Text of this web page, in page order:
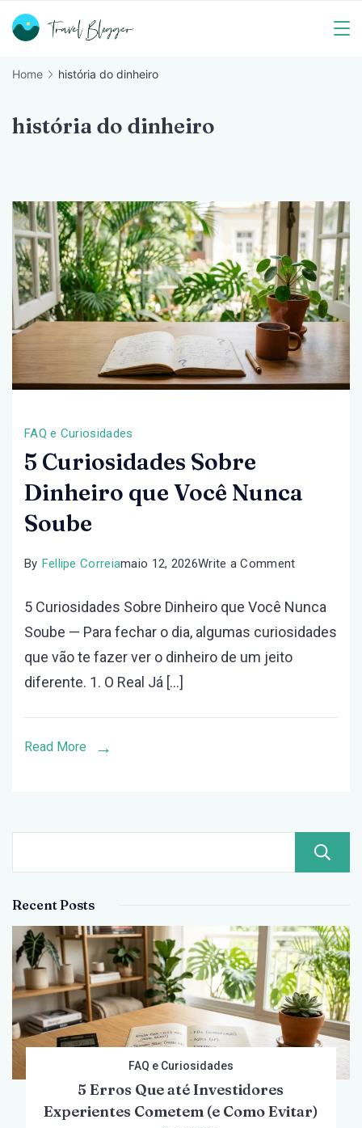
Skip
Blogger
Home história do dinheiro
história do dinheiro
FAQ e Curiosidades
5 Curiosidades Sobre
Dinheiro que Você Nunca
Soube
By Fellipe Correiamaio 12, 2026Write a Commenton
Sobre
5 Curiosidades Sobre Dinheiro que Você Nunca
Soube — Para fechar o dia, algumas curiosidades
que vão te fazer ver o dinheiro de um jeito
diferente. 1. O Real Já […]
Read More
Recent Posts
FAQ e Curiosidades
5 Erros Que até Investidores
Experientes Cometem (e Como Evitar)